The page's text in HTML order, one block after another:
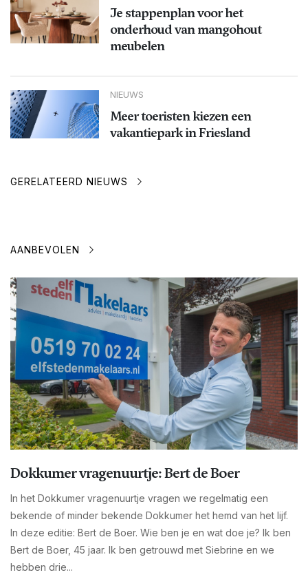
Je stappenplan voor het
onderhoud van mangohout
meubelen
NIEUWS
Meer toeristen kiezen een
vakantiepark in Friesland
GERELATEERD NIEUWS
AANBEVOLEN
Dokkumer vragenuurtje: Bert de Boer
In het Dokkumer vragenuurtje vragen we regelmatig een
bekende of minder bekende Dokkumer het hemd van het lijf.
In deze editie: Bert de Boer. Wie ben je en wat doe je? Ik ben
Bert de Boer, 45 jaar. Ik ben getrouwd met Siebrine en we
hebben drie...